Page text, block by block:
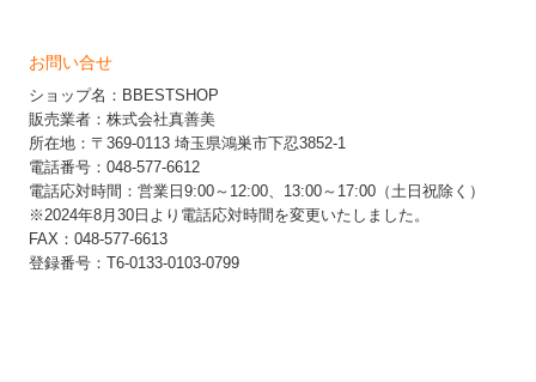
お問い合せ
ショップ名：BBESTSHOP
販売業者：株式会社真善美
所在地：〒369-0113 埼玉県鴻巣市下忍3852-1
電話番号：048-577-6612
電話応対時間：営業日9:00～12:00、13:00～17:00（土日祝除く）
※2024年8月30日より電話応対時間を変更いたしました。
FAX：048-577-6613
登録番号：T6-0133-0103-0799